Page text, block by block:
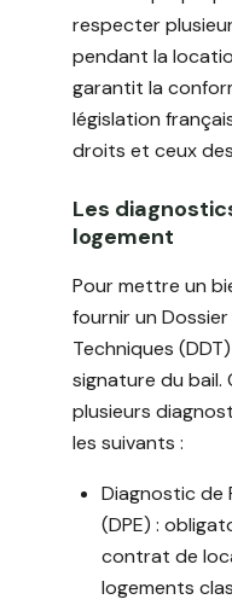
respecter
pendant la
garantit la
législation
droits et ceux
Les
logement
Pour mettre un
fournir un
Techniques
signature du bail.
plusieurs
les suivants :
Diagnostic de
(DPE) :
contrat de
logements